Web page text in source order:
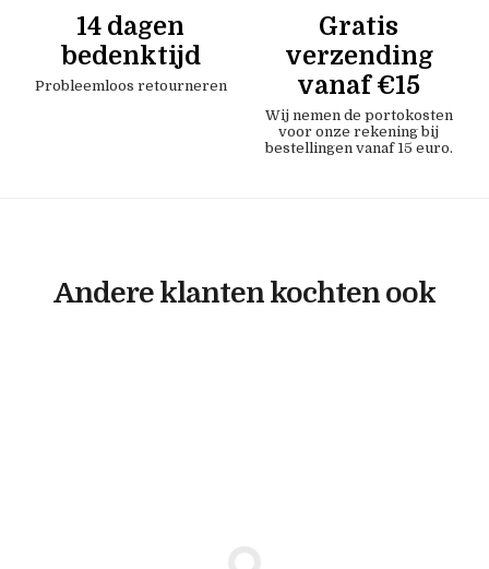
14 dagen
bedenktijd
Probleemloos retourneren
Gratis
verzending
vanaf €15
Wij nemen de portokosten
voor onze rekening bij
bestellingen vanaf 15 euro.
Andere klanten kochten ook